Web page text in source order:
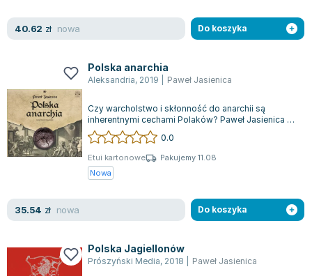
40.62 zł nowa Do koszyka
Polska anarchia
Aleksandria, 2019 Paweł Jasienica
Czy warcholstwo i skłonność do anarchii są
inherentnymi cechami Polaków? Paweł Jasienica w
swoim pośmiertnie opublikowanym zbiorze...
0.0
Etui kartonowe
Pakujemy 11.08
Nowa
35.54 zł nowa Do koszyka
Polska Jagiellonów
Prószyński Media, 2018 Paweł Jasienica